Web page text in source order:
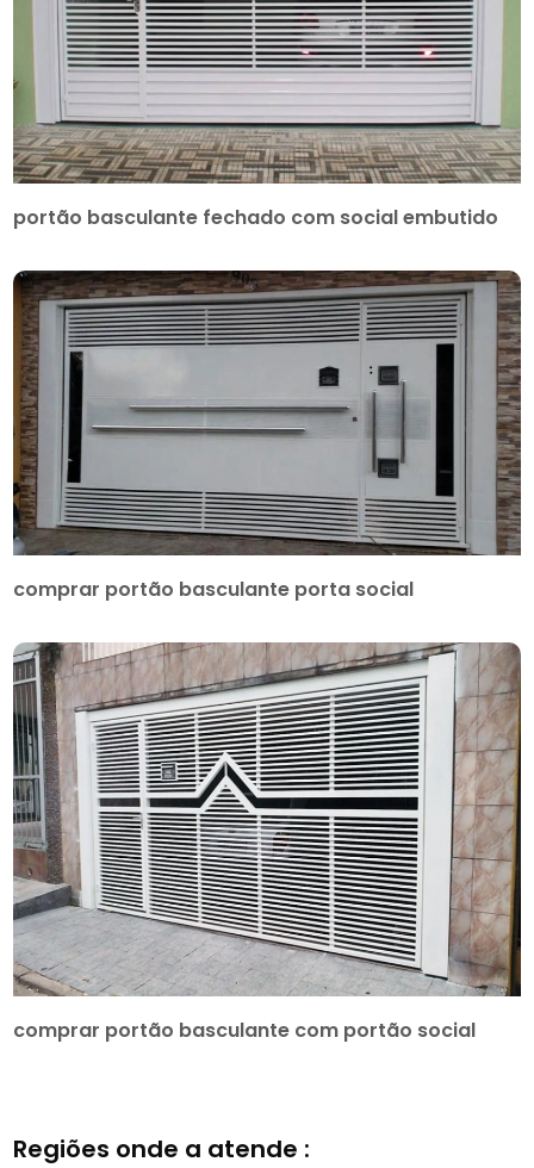
portão basculante fechado com social embutido
comprar portão basculante porta social
comprar portão basculante com portão social
Regiões onde a atende :